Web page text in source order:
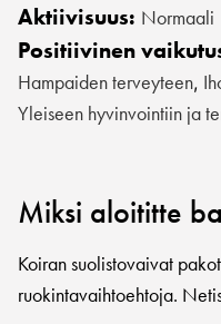
Aktiivisuus: Normaali
Positiivinen
Hampaiden terveyteen,
Yleiseen hyvinvointiin ja
Miksi aloititte
Koiran suolistovaivat
ruokintavaihtoehtoja.